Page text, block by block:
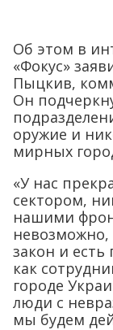
Об этом в
«Фокус»
Пыцкив,
Он
оружие и
мирных
«У нас
сектором,
нашими
невозможно,
закон и
как
городе
люди с
мы будем